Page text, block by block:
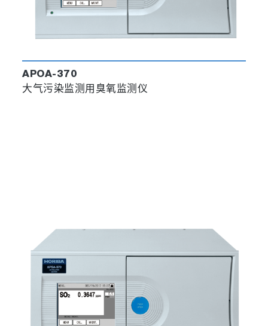
APOA-370
大气污染监测用臭氧监测仪